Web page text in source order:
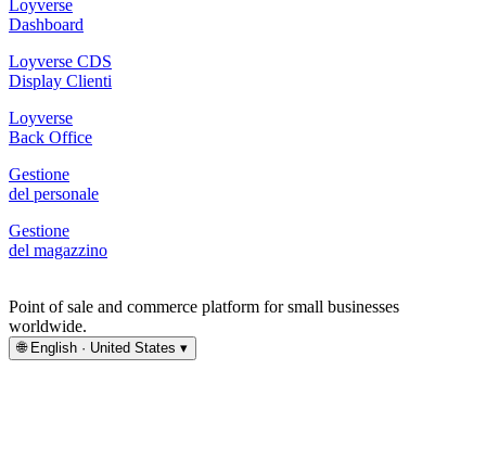
Loyverse
Dashboard
Loyverse CDS
Display Clienti
Loyverse
Back Office
Gestione
del personale
Gestione
del magazzino
Point of sale and commerce platform for small businesses
worldwide.
🌐 English · United States ▾